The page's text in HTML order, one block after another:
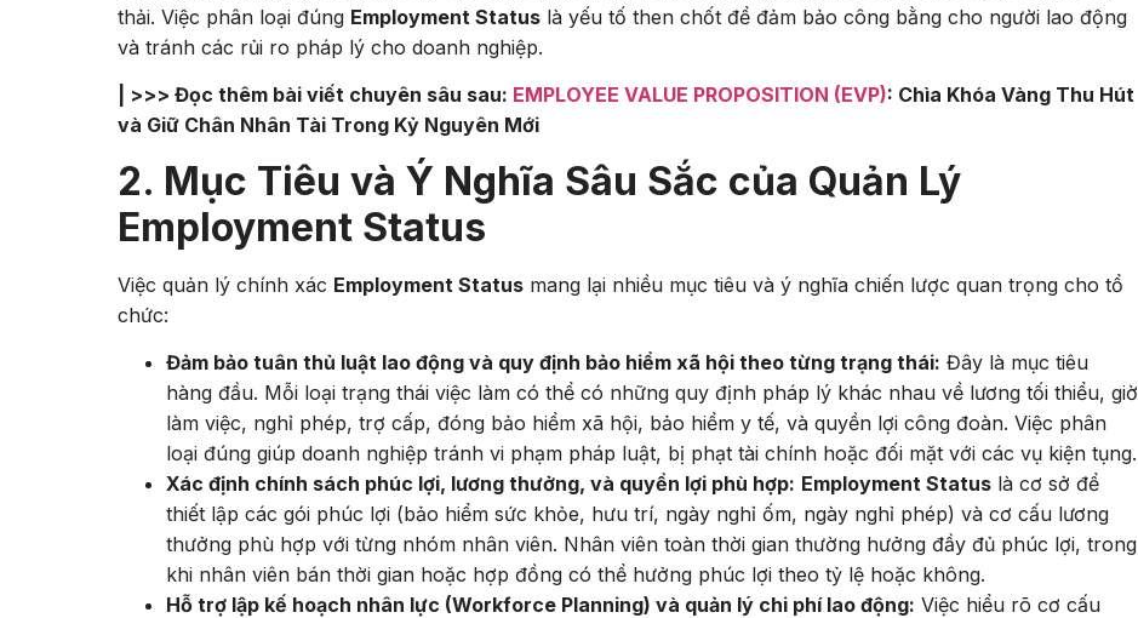
thải. Việc phân loại đúng Employment Status là yếu tố then chốt để đảm bảo công bằng cho người lao động
và tránh các rủi ro pháp lý cho doanh nghiệp.
| >>> Đọc thêm bài viết chuyên sâu sau: EMPLOYEE VALUE PROPOSITION (EVP): Chìa Khóa Vàng Thu Hút
và Giữ Chân Nhân Tài Trong Kỷ Nguyên Mới
2. Mục Tiêu và Ý Nghĩa Sâu Sắc của Quản Lý
Employment Status
Việc quản lý chính xác Employment Status mang lại nhiều mục tiêu và ý nghĩa chiến lược quan trọng cho tổ
chức:
Đảm bảo tuân thủ luật lao động và quy định bảo hiểm xã hội theo từng trạng thái: Đây là mục tiêu
hàng đầu. Mỗi loại trạng thái việc làm có thể có những quy định pháp lý khác nhau về lương tối thiểu, giờ
làm việc, nghỉ phép, trợ cấp, đóng bảo hiểm xã hội, bảo hiểm y tế, và quyền lợi công đoàn. Việc phân
loại đúng giúp doanh nghiệp tránh vi phạm pháp luật, bị phạt tài chính hoặc đối mặt với các vụ kiện tụng.
Xác định chính sách phúc lợi, lương thưởng, và quyền lợi phù hợp: Employment Status là cơ sở để
thiết lập các gói phúc lợi (bảo hiểm sức khỏe, hưu trí, ngày nghỉ ốm, ngày nghỉ phép) và cơ cấu lương
thưởng phù hợp với từng nhóm nhân viên. Nhân viên toàn thời gian thường hưởng đầy đủ phúc lợi, trong
khi nhân viên bán thời gian hoặc hợp đồng có thể hưởng phúc lợi theo tỷ lệ hoặc không.
Hỗ trợ lập kế hoạch nhân lực (Workforce Planning) và quản lý chi phí lao động: Việc hiểu rõ cơ cấu